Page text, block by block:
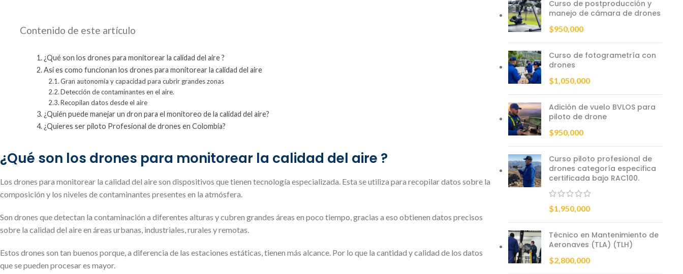
Contenido de este artículo
¿Qué son los drones para monitorear la calidad del aire ?
Así es como funcionan los drones para monitorear la calidad del aire
Gran autonomía y capacidad para cubrir grandes zonas
Detección de contaminantes en el aire.
Recopilan datos desde el aire
¿Quién puede manejar un dron para el monitoreo de la calidad del aire?
¿Quieres ser piloto Profesional de drones en Colombia?
¿Qué son los drones para monitorear la calidad del aire ?
Los drones para monitorear la calidad del aire son dispositivos que tienen tecnología especializada. Esta se utiliza para recopilar datos sobre la
composición y los niveles de contaminantes presentes en la atmósfera.
Son drones que detectan la contaminación a diferentes alturas y cubren grandes áreas en poco tiempo, gracias a eso obtienen datos precisos
sobre la calidad del aire en áreas urbanas, industriales, rurales y remotas.
Estos drones son tan buenos porque, a diferencia de las estaciones estáticas, tienen más alcance. Por lo que la cantidad y calidad de los datos
que se pueden procesar es mayor.
Curso de postproducción y
manejo de cámara de drones
$950,000
Curso de fotogrametría con
drones
$1,050,000
Adición de vuelo BVLOS para
piloto de drone
$950,000
Curso piloto profesional de
drones categoría especifica
certificada bajo RAC100.
$1,950,000
Técnico en Mantenimiento de
Aeronaves (TLA) (TLH)
$2,800,000